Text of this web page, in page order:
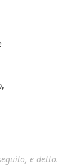
e detto.